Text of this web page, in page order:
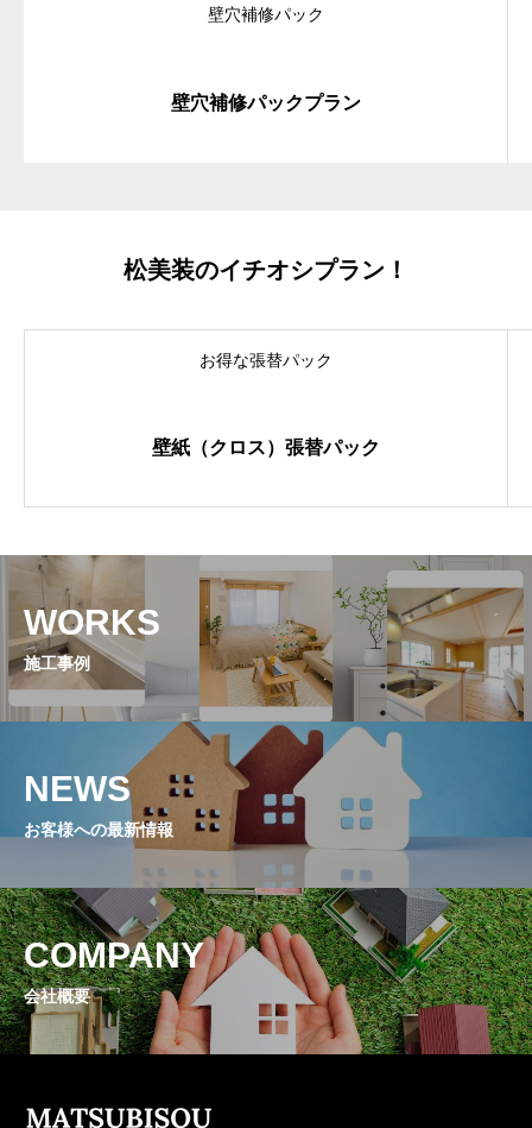
壁穴補修パック
壁穴補修パックプラン
松美装のイチオシプラン！
お得な張替パック
壁紙（クロス）張替パック
WORKS
施工事例
NEWS
お客様への最新情報
COMPANY
会社概要